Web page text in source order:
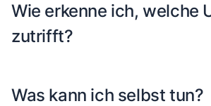
Wie erkenne ich, welche
zutrifft?
Was kann ich selbst tun?